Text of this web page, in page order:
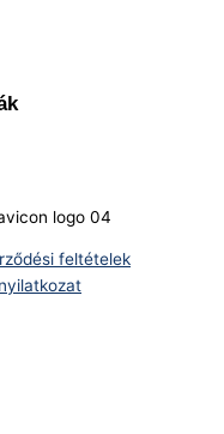
feltételek